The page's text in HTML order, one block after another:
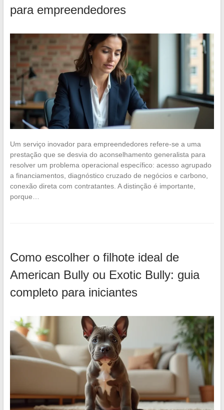
para empreendedores
Um serviço inovador para empreendedores refere-se a uma
prestação que se desvia do aconselhamento generalista para
resolver um problema operacional específico: acesso agrupado
a financiamentos, diagnóstico cruzado de negócios e carbono,
conexão direta com contratantes. A distinção é importante,
porque…
Como escolher o filhote ideal de
American Bully ou Exotic Bully: guia
completo para iniciantes